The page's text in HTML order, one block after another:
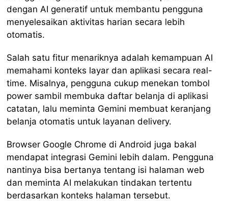
dengan AI generatif untuk membantu pengguna
menyelesaikan aktivitas harian secara lebih
otomatis.
Salah satu fitur menariknya adalah kemampuan AI
memahami konteks layar dan aplikasi secara real-
time. Misalnya, pengguna cukup menekan tombol
power sambil membuka daftar belanja di aplikasi
catatan, lalu meminta Gemini membuat keranjang
belanja otomatis untuk layanan delivery.
Browser Google Chrome di Android juga bakal
mendapat integrasi Gemini lebih dalam. Pengguna
nantinya bisa bertanya tentang isi halaman web
dan meminta AI melakukan tindakan tertentu
berdasarkan konteks halaman tersebut.